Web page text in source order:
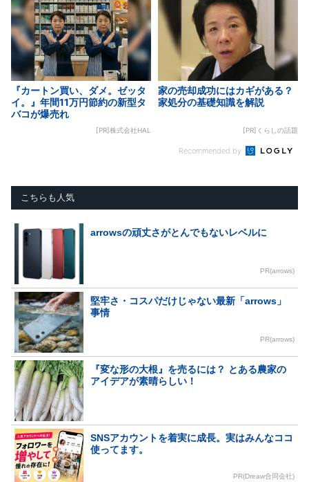
『カートン買い、ダメ。ゼッタ
イ。』年間11万円節約の新型タ
バコが爆売れ
[PR]株式会社HAL
家の売却成功にはカギがある？
家処分の基礎知識を解説
[PR]くらしの話題
Recommended by
こちらも人気
arrowsの頑丈さがとんでもないレベルに
PR(arrows)
堅牢さ・コスパだけじゃない最新「arrows」
事情
PR(arrows)
『変な形の大根』を売るには？ とある農家の
アイデアが素晴らしい！
SNSアカウントを着実に成長。実はみんなココ
使ってます。
PR(Dreaw合同会社)